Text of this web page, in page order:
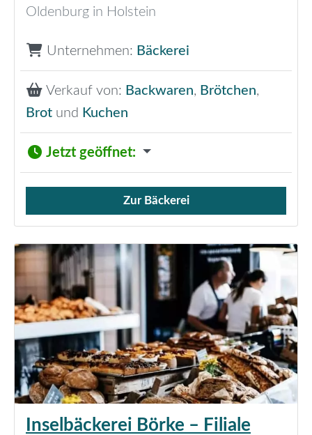
Oldenburg in Holstein
Unternehmen: Bäckerei
Verkauf von: Backwaren, Brötchen,
Brot und Kuchen
Jetzt geöffnet:
Verkauf von Brötchen,
Zur Bäckerei
Inselbäckerei Börke – Filiale